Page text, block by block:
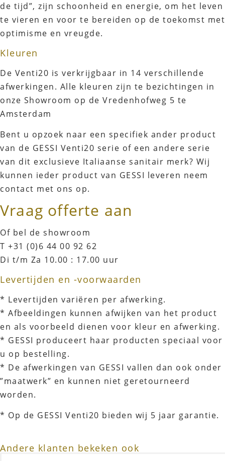
de tijd”, zijn schoonheid en energie, om het leven
te vieren en voor te bereiden op de toekomst met
optimisme en vreugde.
Kleuren
De Venti20 is verkrijgbaar in 14 verschillende
afwerkingen. Alle kleuren zijn te bezichtingen in
onze Showroom op de Vredenhofweg 5 te
Amsterdam
Bent u opzoek naar een specifiek ander product
van de GESSI Venti20 serie of een andere serie
van dit exclusieve Italiaanse sanitair merk? Wij
kunnen ieder product van GESSI leveren neem
contact met ons op.
Vraag offerte aan
Of bel de showroom
T +31 (0)6 44 00 92 62
Di t/m Za 10.00 : 17.00 uur
Levertijden en -voorwaarden
* Levertijden variëren per afwerking.
* Afbeeldingen kunnen afwijken van het product
en als voorbeeld dienen voor kleur en afwerking.
* GESSI produceert haar producten speciaal voor
u op bestelling.
* De afwerkingen van GESSI vallen dan ook onder
”maatwerk” en kunnen niet geretourneerd
worden.
* Op de GESSI Venti20 bieden wij 5 jaar garantie.
Andere klanten bekeken ook